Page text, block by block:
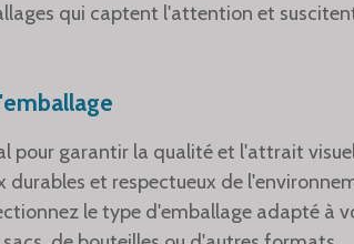
qui captent l'attention et
pour garantir la qualité et l'attrait
et respectueux de
le type d'emballage adapté à